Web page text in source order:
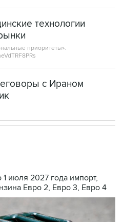
технологии
приоритеты».
с Ираном
июля 2027 года импорт,
Евро 2, Евро 3, Евро 4